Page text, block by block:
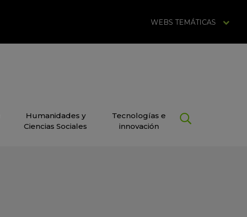
WEBS TEMÁTICAS
Humanidades y
Ciencias Sociales
Tecnologías e
innovación